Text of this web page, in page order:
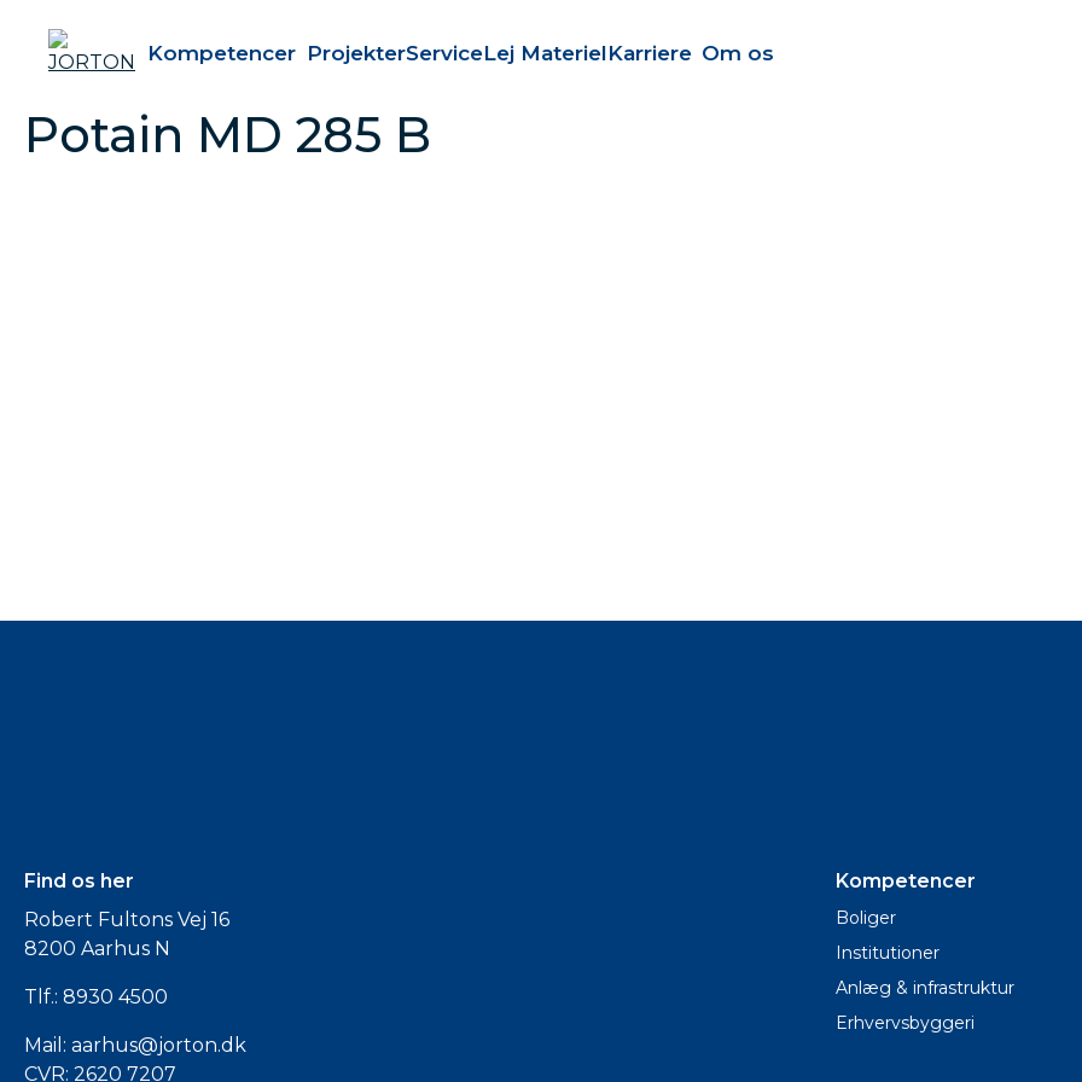
Kompetencer ProjekterServiceLej MaterielKarriere Om os
Potain MD 285 B
Find os her
Robert Fultons Vej 16
8200 Aarhus N
Tlf.: 8930 4500
Mail: aarhus@jorton.dk
CVR: 2620 7207
Kompetencer
Boliger
Institutioner
Anlæg & infrastruktur
Erhvervsbyggeri